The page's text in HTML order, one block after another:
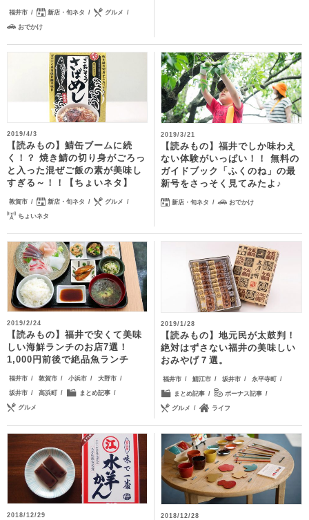
福井市 新店・旬ネタ グルメ
おでかけ
2019/4/3
【読みもの】鯖缶ブームに続
く！？ 焼き鯖の切り身がごろっ
と入った混ぜご飯の素が美味し
すぎる～！！【ちょいネタ】
敦賀市 新店・旬ネタ グルメ
ちょいネタ
2019/3/21
【読みもの】福井でしか味わえ
ない体験がいっぱい！！ 無料の
ガイドブック「ふくのね」の最
新号をさっそく見てみたよ♪
新店・旬ネタ おでかけ
2019/2/24
【読みもの】福井で安くて美味
しい海鮮ランチのお店7選！
1,000円前後で絶品魚ランチ
福井市 敦賀市 小浜市 大野市
坂井市 高浜町 まとめ記事
グルメ
2019/1/28
【読みもの】地元民が太鼓判！
絶対はずさない福井の美味しい
おみやげ７選。
福井市 鯖江市 坂井市 永平寺町
まとめ記事 ボーナス記事
グルメ ライフ
2018/12/29 2018/12/28